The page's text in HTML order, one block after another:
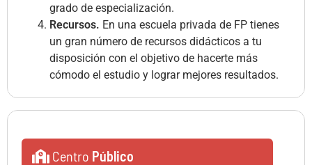
grado de especialización.
Recursos. En una escuela privada de FP tienes
un gran número de recursos didácticos a tu
disposición con el objetivo de hacerte más
cómodo el estudio y lograr mejores resultados.
Centro Público